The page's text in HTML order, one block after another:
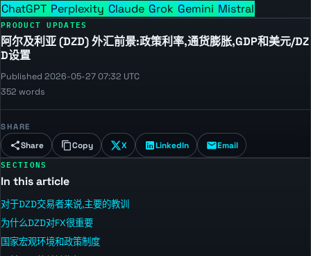
ChatGPT Perplexity Claude GrokGemini Mistral
PRODUCT UPDATES
阿尔及利亚 (DZD) 外汇前景:政策利率,通货膨胀,GDP和美元/DZ
D设置
Published 2026-05-27 07:32 UTC
352 words
SHARE
Share Copy X LinkedIn Email
SECTIONS
In this article
对于DZD交易者来说,主要的教训
为什么DZD对FX很重要
国家宏观环境和政策制度